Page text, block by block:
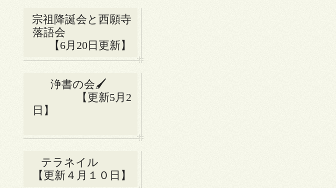
宗祖降誕会と西願寺
落語会
【6月20日更新】
浄書の会🖌
【更新5月2
日】
テラネイル
【更新４月１０日】